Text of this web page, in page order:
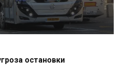
остановки